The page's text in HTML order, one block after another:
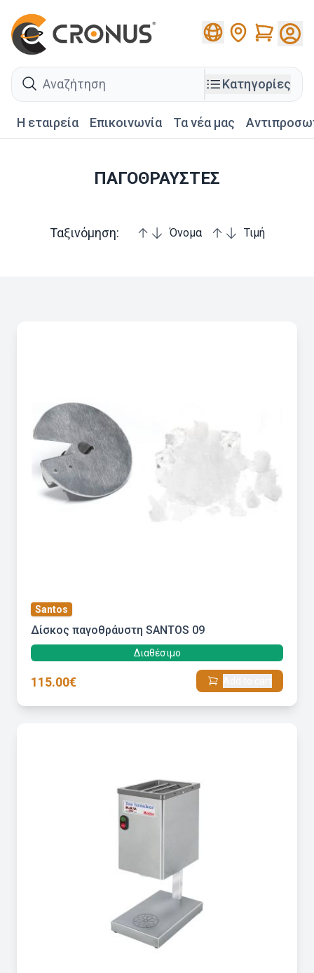
Cart
search
Κατηγορίες
Η εταιρεία Επικοινωνία Τα νέα μας
ΠΑΓΟΘΡΑΥΣΤΕΣ
Ταξινόμηση: Όνομα Τιμή
Santos
Δίσκος παγοθράυστη SANTOS 09
Διαθέσιμο
115.00€